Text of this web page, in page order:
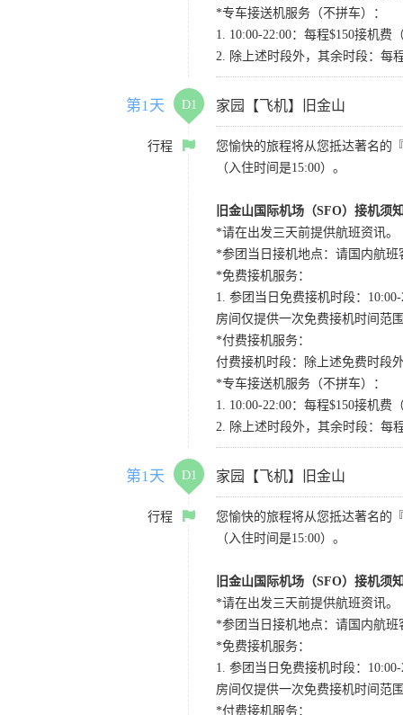
*专车接送机服务（不拼车）：
1. 10:00-22:00：每程$150接机
2. 除上述时段外，其余时段：每
第1天 D1 家园【飞机】旧金山
行程
您愉快的旅程将从您抵达著名的
（入住时间是15:00）。
旧金山国际机场（SFO）接机须
*请在出发三天前提供航班资讯。
*参团当日接机地点：请国内航班
*免费接机服务：
1. 参团当日免费接机时段：
房间仅提供一次免费接机时间范
*付费接机服务：
付费接机时段：除上述免费时段
*专车接送机服务（不拼车）：
1. 10:00-22:00：每程$150接机
2. 除上述时段外，其余时段：每
第1天 D1 家园【飞机】旧金山
行程
您愉快的旅程将从您抵达著名的
（入住时间是15:00）。
旧金山国际机场（SFO）接机须
*请在出发三天前提供航班资讯。
*参团当日接机地点：请国内航班
*免费接机服务：
1. 参团当日免费接机时段：
房间仅提供一次免费接机时间范
*付费接机服务：